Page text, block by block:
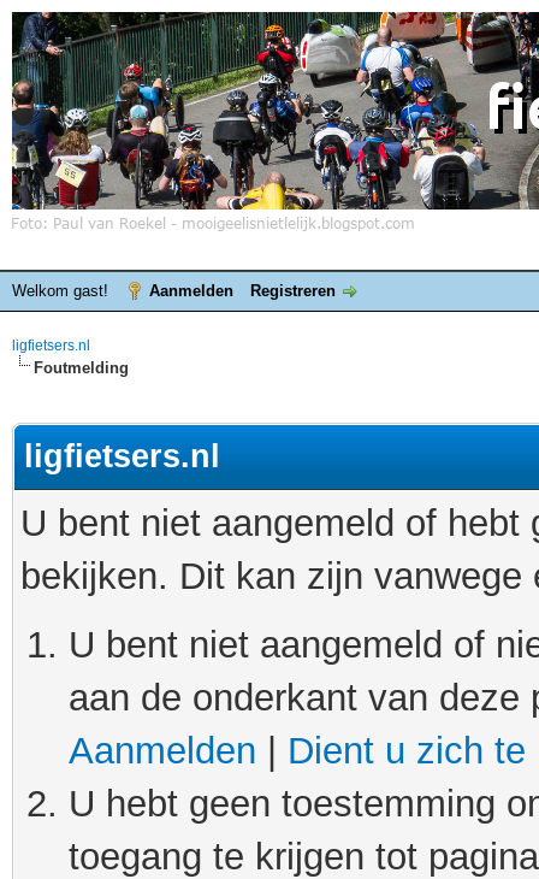
Welkom gast! Aanmelden Registreren
ligfietsers.nl
Foutmelding
ligfietsers.nl
U bent niet aangemeld of
bekijken. Dit kan zijn
U bent niet aangemeld of
aan de onderkant van
Aanmelden
Dient u zich te
U hebt geen toestemming
toegang te krijgen tot